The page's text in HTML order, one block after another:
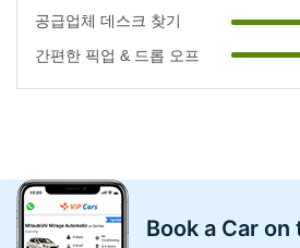
공급업체 데스크 찾기
간편한 픽업 & 드롭 오프
Book a Car on